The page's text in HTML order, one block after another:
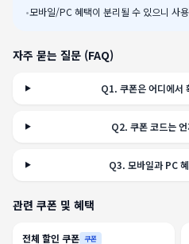
•모바일/PC 혜택이 분리될 수 있으니 사
자주 묻는 질문 (FAQ)
Q1.쿠폰은 어디에서
Q2. 쿠폰 코드는
Q3.모바일과 PC
관련 쿠폰 및 혜택
전체 할인 쿠폰 쿠폰